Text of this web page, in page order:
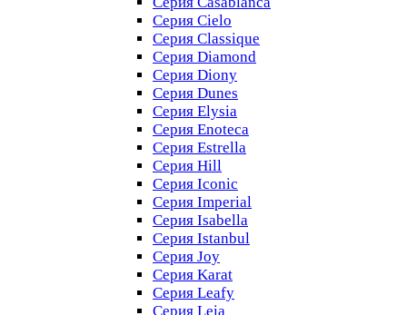
Серия Cielo
Серия Classique
Серия Diamond
Серия Diony
Серия Dunes
Серия Elysia
Серия Enoteca
Серия Estrella
Серия Hill
Серия Iconic
Серия Imperial
Серия Isabella
Серия Istanbul
Серия Joy
Серия Karat
Серия Leafy
Серия Leia